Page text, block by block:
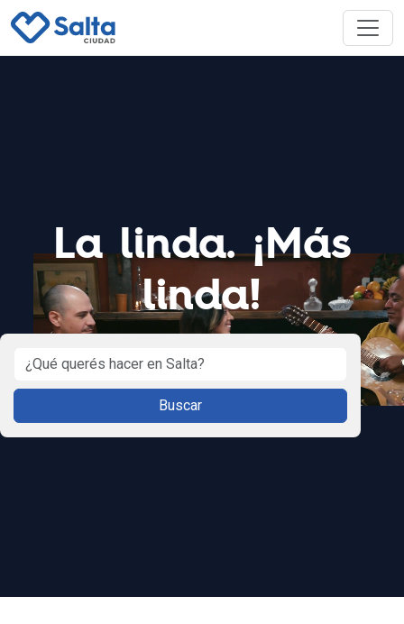
La linda. ¡Más
linda!
Buscar